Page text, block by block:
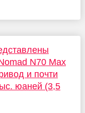
N70 Max
и почти
юаней (3,5